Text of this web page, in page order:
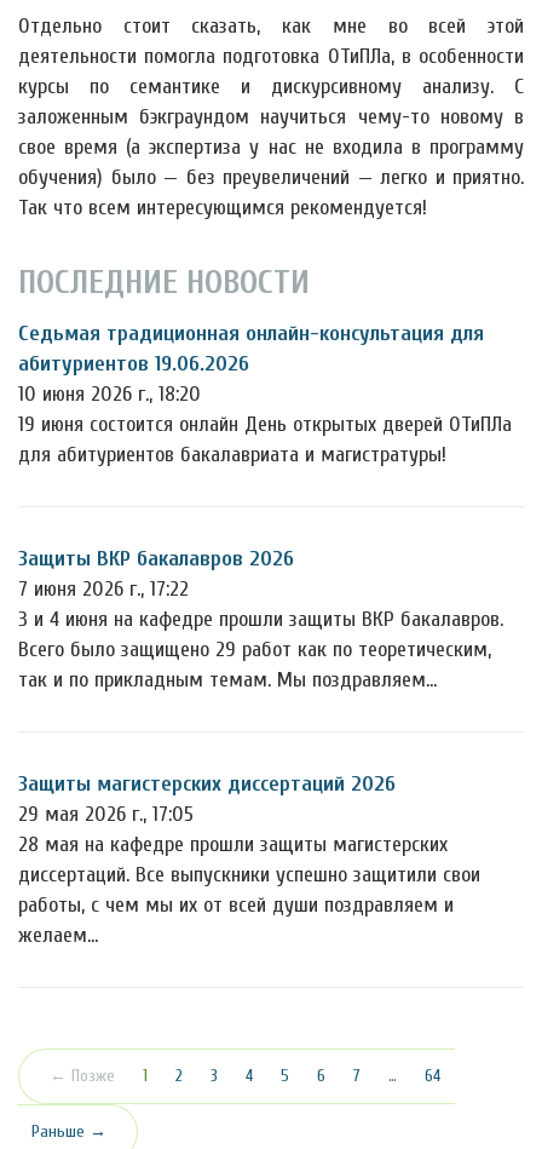
Отдельно стоит сказать, как мне во всей этой
деятельности помогла подготовка ОТиПЛа, в особенности
курсы по семантике и дискурсивному анализу. С
заложенным бэкграундом научиться чему-то новому в
свое время (а экспертиза у нас не входила в программу
обучения) было — без преувеличений — легко и приятно.
Так что всем интересующимся рекомендуется!
ПОСЛЕДНИЕ НОВОСТИ
Седьмая традиционная онлайн-консультация для
абитуриентов 19.06.2026
10 июня 2026 г., 18:20
19 июня состоится онлайн День открытых дверей ОТиПЛа
для абитуриентов бакалавриата и магистратуры!
Защиты ВКР бакалавров 2026
7 июня 2026 г., 17:22
3 и 4 июня на кафедре прошли защиты ВКР бакалавров.
Всего было защищено 29 работ как по теоретическим,
так и по прикладным темам. Мы поздравляем…
Защиты магистерских диссертаций 2026
29 мая 2026 г., 17:05
28 мая на кафедре прошли защиты магистерских
диссертаций. Все выпускники успешно защитили свои
работы, с чем мы их от всей души поздравляем и
желаем…
← Позже 1 (текущая)
2 3 4 5 6 7 … 64
Раньше →